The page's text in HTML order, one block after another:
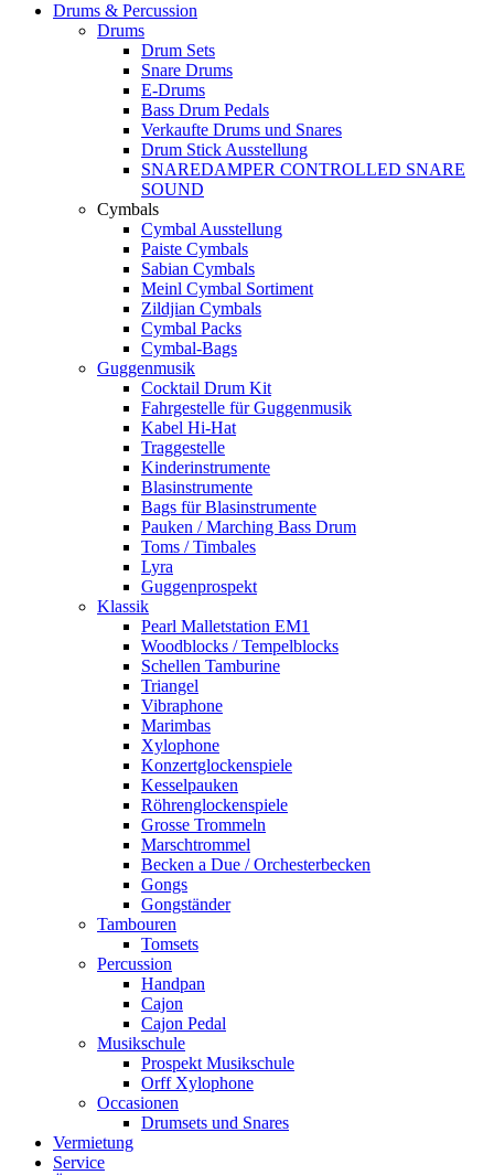
Drums & Percussion
Drums
Drum Sets
Snare Drums
E-Drums
Bass Drum Pedals
Verkaufte Drums und Snares
Drum Stick Ausstellung
SNAREDAMPER CONTROLLED SNARE
SOUND
Cymbals
Cymbal Ausstellung
Paiste Cymbals
Sabian Cymbals
Meinl Cymbal Sortiment
Zildjian Cymbals
Cymbal Packs
Cymbal-Bags
Guggenmusik
Cocktail Drum Kit
Fahrgestelle für Guggenmusik
Kabel Hi-Hat
Traggestelle
Kinderinstrumente
Blasinstrumente
Bags für Blasinstrumente
Pauken / Marching Bass Drum
Toms / Timbales
Lyra
Guggenprospekt
Klassik
Pearl Malletstation EM1
Woodblocks / Tempelblocks
Schellen Tamburine
Triangel
Vibraphone
Marimbas
Xylophone
Konzertglockenspiele
Kesselpauken
Röhren­glocken­spiele
Grosse Trommeln
Marschtrommel
Becken a Due / Orchester­becken
Gongs
Gongständer
Tambouren
Tomsets
Percussion
Handpan
Cajon
Cajon Pedal
Musikschule
Prospekt Musikschule
Orff Xylophone
Occasionen
Drumsets und Snares
Vermietung
Service